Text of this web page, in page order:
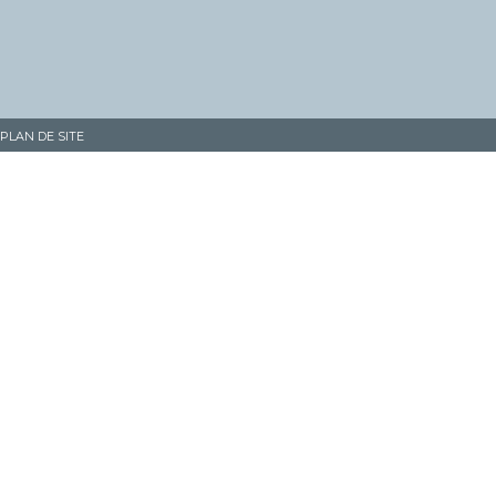
PLAN DE SITE